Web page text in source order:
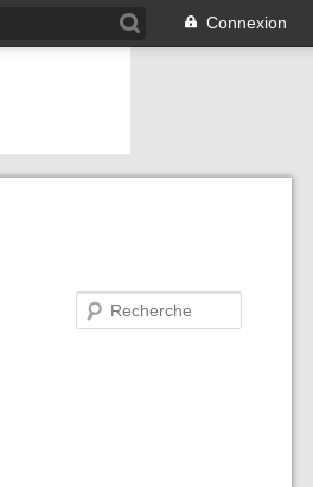
Connexion